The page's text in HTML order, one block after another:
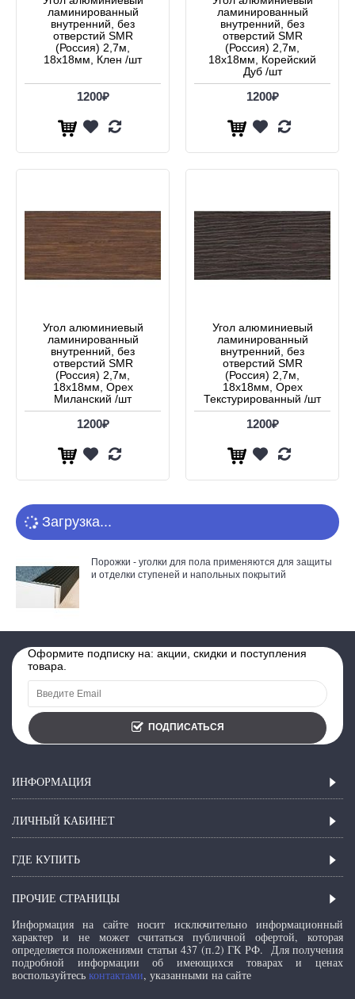
ламинированный
внутренний, без
отверстий SMR
(Россия) 2,7м,
18х18мм, Клен /шт
1200₽
ламинированный
внутренний, без
отверстий SMR
(Россия) 2,7м,
18х18мм, Корейский
Дуб /шт
1200₽
Угол алюминиевый
ламинированный
внутренний, без
отверстий SMR
(Россия) 2,7м,
18х18мм, Орех
Миланский /шт
1200₽
Угол алюминиевый
ламинированный
внутренний, без
отверстий SMR
(Россия) 2,7м,
18х18мм, Орех
Текстурированный /шт
1200₽
Загрузка...
Порожки - уголки для пола применяются для защиты
и отделки ступеней и напольных покрытий
Оформите подписку на: акции, скидки и поступления
товара.
ПОДПИСАТЬСЯ
ИНФОРМАЦИЯ
ЛИЧНЫЙ КАБИНЕТ
ГДЕ КУПИТЬ
ПРОЧИЕ СТРАНИЦЫ
Информация на сайте носит исключительно информационный
характер и не может считаться публичной офертой, которая
определяется положениями статьи 437 (п.2) ГК РФ. Для получения
подробной информации об имеющихся товарах и ценах
воспользуйтесь контактами, указанными на сайте